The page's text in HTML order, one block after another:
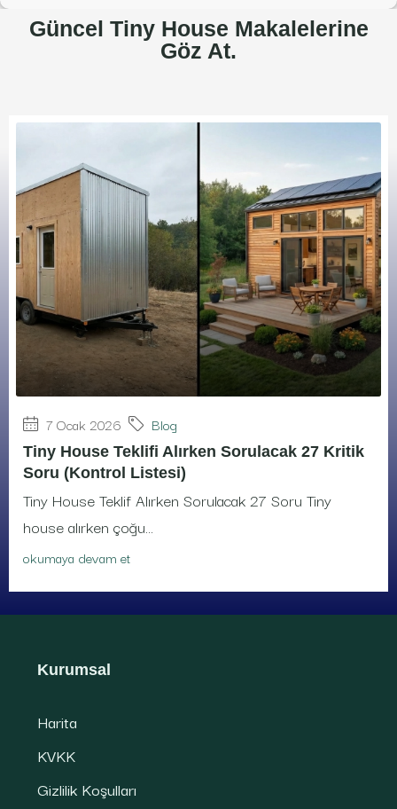
Güncel Tiny House Makalelerine
Göz At.
7 Ocak 2026 Blog
Tiny House Teklifi Alırken Sorulacak 27 Kritik
Soru (Kontrol Listesi)
Tiny House Teklif Alırken Sorulacak 27 Soru Tiny
house alırken çoğu...
okumaya devam et
Kurumsal
Harita
KVKK
Gizlilik Koşulları